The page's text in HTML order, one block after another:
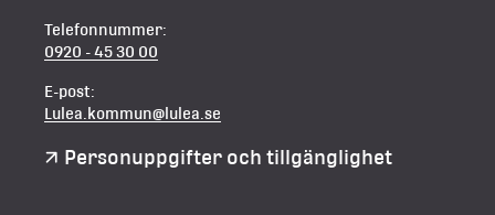
Telefonnummer:
0920 - 45 30 00
E-post:
Lulea.kommun@lulea.se
Personuppgifter och tillgänglighet